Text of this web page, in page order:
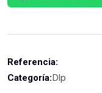
Referencia:
Categoría:Dlp